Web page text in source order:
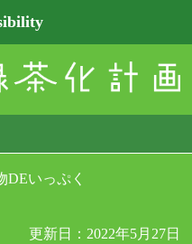
DEいっぷく
更新日：2022年5月27日